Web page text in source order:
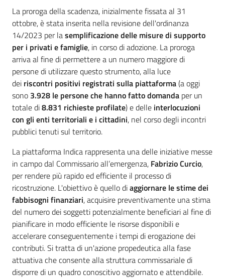
La proroga della scadenza, inizialmente fissata al 31
ottobre, è stata inserita nella revisione dell'ordinanza
14/2023 per lasemplificazione delle misure di supporto
per i privati e famiglie, in corso di adozione. La proroga
arriva al fine di permettere a un numero maggiore di
persone di utilizzare questo strumento, alla luce
dei riscontri positivi registrati sulla piattaforma(a oggi
sono 3.928 le persone che hanno fatto domanda per un
totale di8.831 richieste profilate) e delle interlocuzioni
con gli enti territoriali e i cittadini, nel corso degli incontri
pubblici tenuti sul territorio.
La piattaforma Indica rappresenta una delle iniziative messe
in campo dal Commissario all’emergenza, Fabrizio Curcio,
per rendere più rapido ed efficiente il processo di
ricostruzione. L'obiettivo è quello diaggiornare le stime dei
fabbisogni finanziari, acquisire preventivamente una stima
del numero dei soggetti potenzialmente beneficiari al fine di
pianificare in modo efficiente le risorse disponibili e
accelerare conseguentemente i tempi di erogazione dei
contributi. Si tratta di un'azione propedeutica alla fase
attuativa che consente alla struttura commissariale di
disporre di un quadro conoscitivo aggiornato e attendibile.